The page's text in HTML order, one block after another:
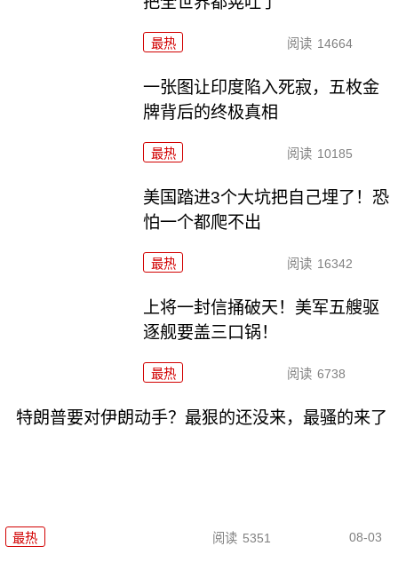
最热 阅读 14664
一张图让印度陷入死寂，五枚金
牌背后的终极真相
最热 阅读 10185
美国踏进3个大坑把自己埋了！恐
怕一个都爬不出
最热 阅读 16342
上将一封信捅破天！美军五艘驱
逐舰要盖三口锅！
最热 阅读 6738
特朗普要对伊朗动手？最狠的还没来，最骚的来了
最热 阅读 5351 08-03